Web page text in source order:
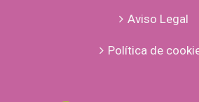
Aviso Legal
Política de